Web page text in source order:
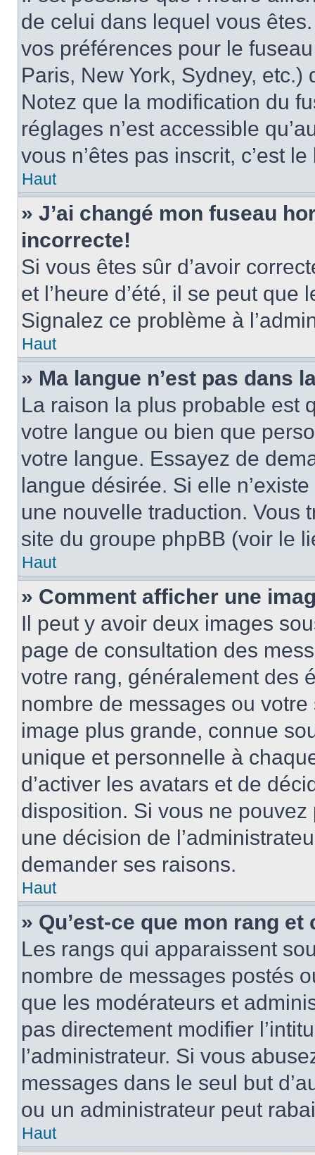
de celui dans lequel vous
vos préférences pour le
Paris, New York, Sydney, etc.)
Notez que la modification du
réglages n’est accessible
vous n’êtes pas inscrit, c’est
Haut
» J’ai changé mon fuseau
incorrecte!
Si vous êtes sûr d’avoir
et l’heure d’été, il se peut que
Signalez ce problème à
Haut
» Ma langue n’est pas dans
La raison la plus probable est
votre langue ou bien que
votre langue. Essayez de
langue désirée. Si elle
une nouvelle traduction. Vous
site du groupe phpBB (voir le
Haut
» Comment afficher une
Il peut y avoir deux images
page de consultation des
votre rang, généralement des
nombre de messages ou
image plus grande, connue
unique et personnelle à
d’activer les avatars et de
disposition. Si vous ne pouvez
une décision de
demander ses raisons.
Haut
» Qu’est-ce que mon rang
Les rangs qui apparaissent
nombre de messages postés
que les modérateurs et
pas directement modifier
l’administrateur. Si vous
messages dans le seul but
ou un administrateur peut
Haut